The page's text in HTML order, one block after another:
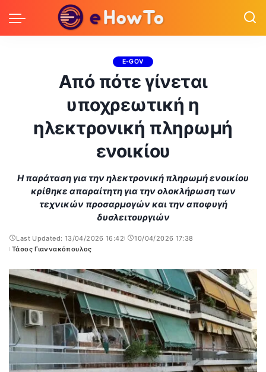
E-GOV
Από πότε γίνεται
υποχρεωτική η
ηλεκτρονική πληρωμή
ενοικίου
Η παράταση για την ηλεκτρονική πληρωμή ενοικίου
κρίθηκε απαραίτητη για την ολοκλήρωση των
τεχνικών προσαρμογών και την αποφυγή
δυσλειτουργιών
Last Updated: 13/04/2026 16:42
10/04/2026 17:38
Posted
Τάσος Γιαννακόπουλος